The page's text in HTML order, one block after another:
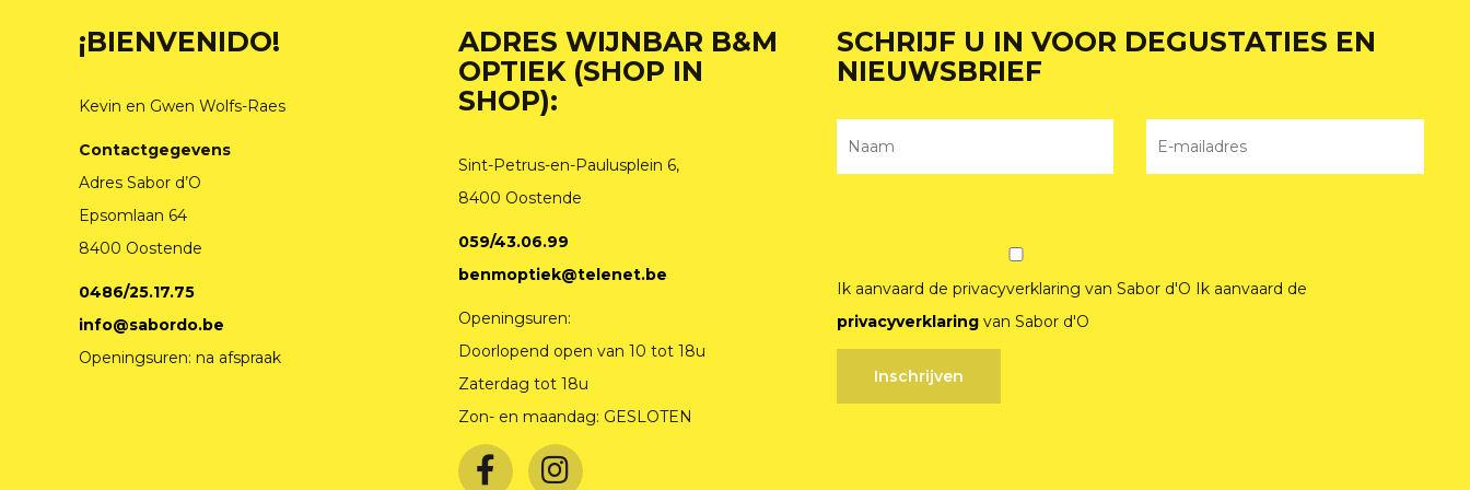
¡BIENVENIDO!
Kevin en Gwen Wolfs-Raes
Contactgegevens
Adres Sabor d’O
Epsomlaan 64
8400 Oostende
0486/25.17.75
info@sabordo.be
Openingsuren: na afspraak
ADRES WIJNBAR B&M
OPTIEK (SHOP IN
SHOP):
Sint-Petrus-en-Paulusplein 6,
8400 Oostende
059/43.06.99
benmoptiek@telenet.be
Openingsuren:
Doorlopend open van 10 tot 18u
Zaterdag tot 18u
Zon- en maandag: GESLOTEN
SCHRIJF U IN VOOR DEGUSTATIES EN
NIEUWSBRIEF
Ik aanvaard de privacyverklaring van Sabor d'O Ik aanvaard de
privacyverklaringvan Sabor d'O